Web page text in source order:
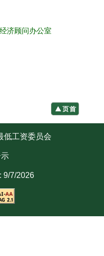
济顾问办公室
低工资委员会
9/7/2026